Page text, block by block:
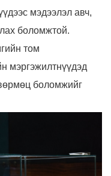
мэдээлэл авч,
боломжтой.
том
мэргэжилтнүүдэд
боломжийг